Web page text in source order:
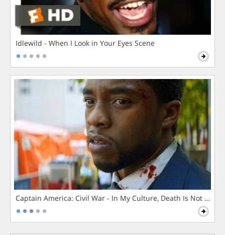
Idlewild - When I Look in Your Eyes Scene
Captain America: Civil War - In My Culture, Death Is Not The